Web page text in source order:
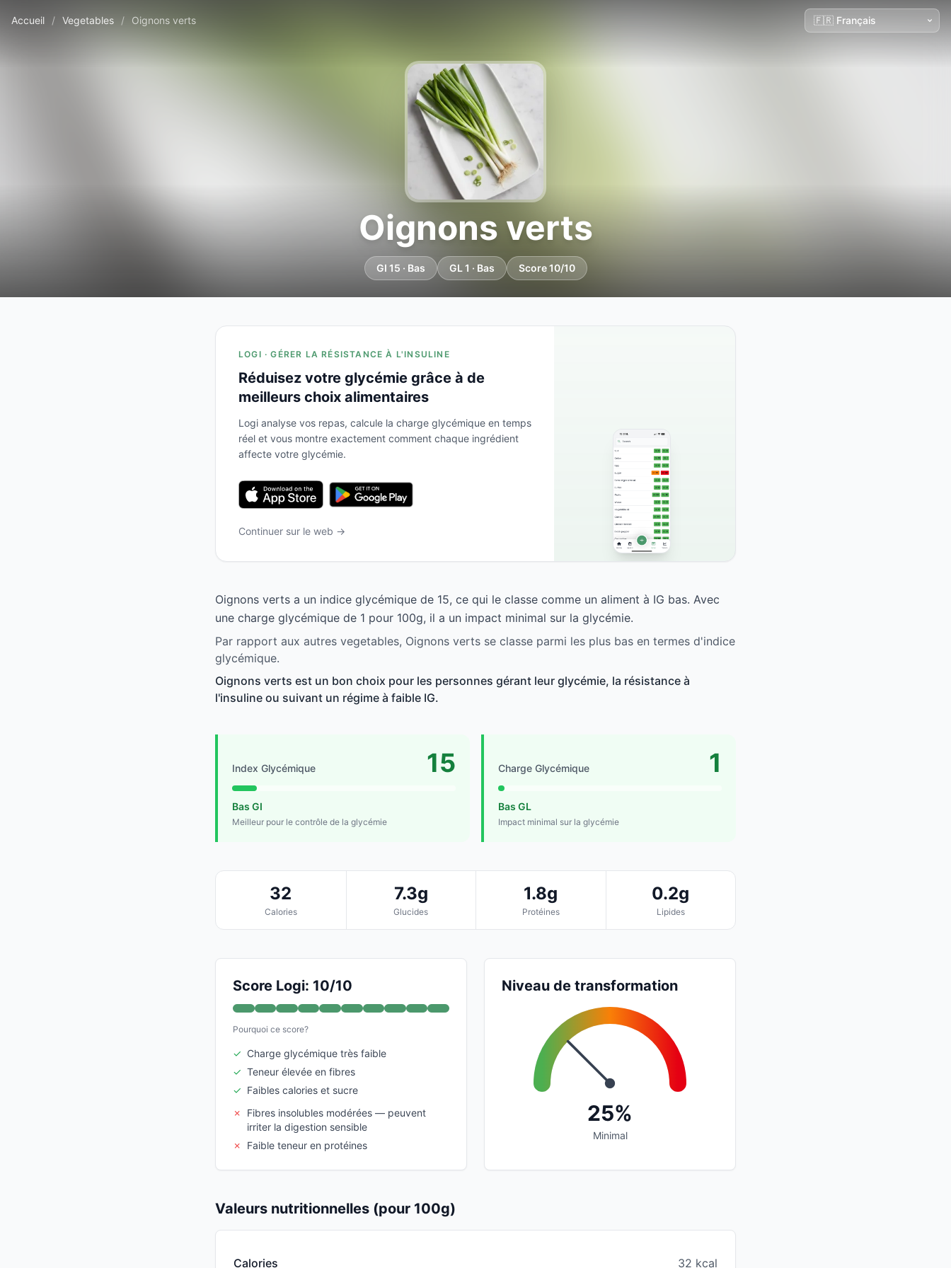
Accueil / Vegetables / Oignons verts
Oignons verts
GI 15 · Bas GL 1 · Bas Score 10/10
LOGI · GÉRER LA RÉSISTANCE À L'INSULINE
Réduisez votre glycémie grâce à de
meilleurs choix alimentaires
Logi analyse vos repas, calcule la charge glycémique en temps
réel et vous montre exactement comment chaque ingrédient
affecte votre glycémie.
Continuer sur le web →
Oignons verts a un indice glycémique de 15, ce qui le classe comme un aliment à IG bas. Avec
une charge glycémique de 1 pour 100g, il a un impact minimal sur la glycémie.
Par rapport aux autres vegetables, Oignons verts se classe parmi les plus bas en termes d'indice
glycémique.
Oignons verts est un bon choix pour les personnes gérant leur glycémie, la résistance à
l'insuline ou suivant un régime à faible IG.
Index Glycémique 15
Bas GI
Meilleur pour le contrôle de la glycémie
Charge Glycémique 1
Bas GL
Impact minimal sur la glycémie
32
Calories
7.3g
Glucides
1.8g
Protéines
0.2g
Lipides
Score Logi: 10/10
Pourquoi ce score?
✓ Charge glycémique très faible
✓ Teneur élevée en fibres
✓ Faibles calories et sucre
✗
Fibres insolubles modérées — peuvent
irriter la digestion sensible
✗
Faible teneur en protéines
Niveau de transformation
25%
Minimal
Valeurs nutritionnelles (pour 100g)
Calories 32 kcal